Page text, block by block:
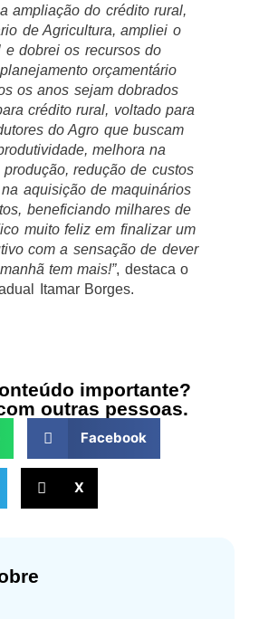
ampliação do crédito rural,
de Agricultura, ampliei o
e dobrei os recursos do
orçamentário
os anos sejam dobrados
crédito rural, voltado para
do Agro que buscam
melhora na
redução de custos
aquisição de maquinários
beneficiando milhares de
muito feliz em finalizar um
com a sensação de dever
tem mais!”, destaca o
Itamar Borges.
importante?
outras pessoas.
Facebook
X